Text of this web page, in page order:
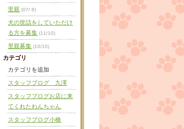
里親 (07/ 8)
犬の世話をしていただけ
る方を募集 (11/10)
里親募集 (10/10)
カテゴリ
カテゴリを追加
スタッフブログ 九澤
スタッフブログお店に来
てくれたわんちゃん
スタッフブログ小橋